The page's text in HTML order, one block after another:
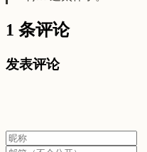
1 条评论
发表评论